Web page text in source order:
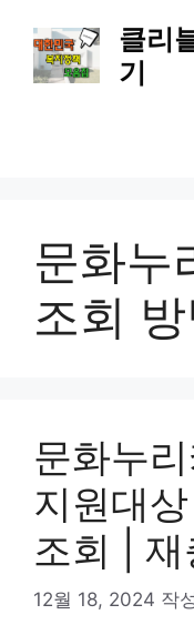
클리
기
문화누
조회 방
문화누
지원대
조회 | 재
12월 18, 2024 작